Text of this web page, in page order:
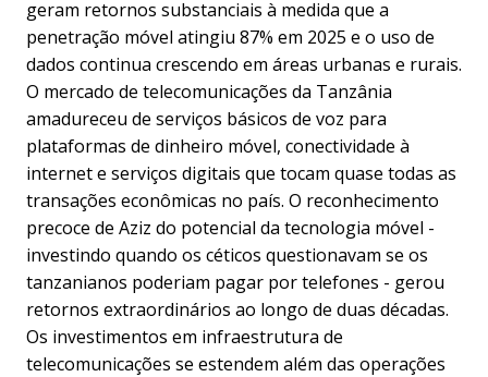
geram retornos substanciais à medida que a
penetração móvel atingiu 87% em 2025 e o uso de
dados continua crescendo em áreas urbanas e rurais.
O mercado de telecomunicações da Tanzânia
amadureceu de serviços básicos de voz para
plataformas de dinheiro móvel, conectividade à
internet e serviços digitais que tocam quase todas as
transações econômicas no país. O reconhecimento
precoce de Aziz do potencial da tecnologia móvel -
investindo quando os céticos questionavam se os
tanzanianos poderiam pagar por telefones - gerou
retornos extraordinários ao longo de duas décadas.
Os investimentos em infraestrutura de
telecomunicações se estendem além das operações